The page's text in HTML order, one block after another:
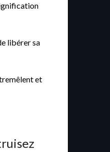
libérer sa
et